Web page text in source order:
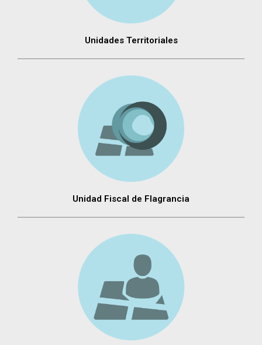
Unidades Territoriales
Unidad Fiscal de Flagrancia